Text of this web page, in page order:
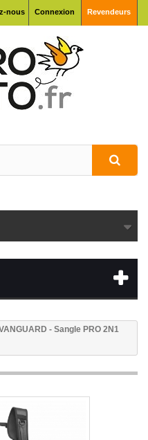
Connexion Revendeurs
nous
- Sangle PRO 2N1